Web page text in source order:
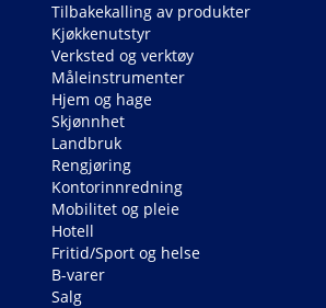
Tilbakekalling av produkter
Kjøkkenutstyr
Verksted og verktøy
Måleinstrumenter
Hjem og hage
Skjønnhet
Landbruk
Rengjøring
Kontorinnredning
Mobilitet og pleie
Hotell
Fritid/Sport og helse
B-varer
Salg